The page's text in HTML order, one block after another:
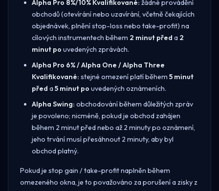
Alpha Pro 8%/10% Kvalifikované: žádné provádění
obchodů (otevírání nebo uzavírání, včetně čekajících
objednávek, plnění stop-loss nebo take-profit) na
cílových instrumentech během 2 minut před a 2
minut po uvedených zprávách.
Alpha Pro 6% / Alpha One / Alpha Three
Kvalifikované: stejné omezení platí během 5 minut
před a5 minut po uvedených oznámeních.
Alpha Swing: obchodování během důležitých zpráv
je povoleno; nicméně, pokud je obchod zahájen
během 2 minut před nebo až 2 minuty po oznámení,
jeho trvání musí přesáhnout 2 minuty, aby byl
obchod platný.
Pokud je stop gain / take-profit naplněn během
omezeného okna, je to považováno za porušení a zisky z